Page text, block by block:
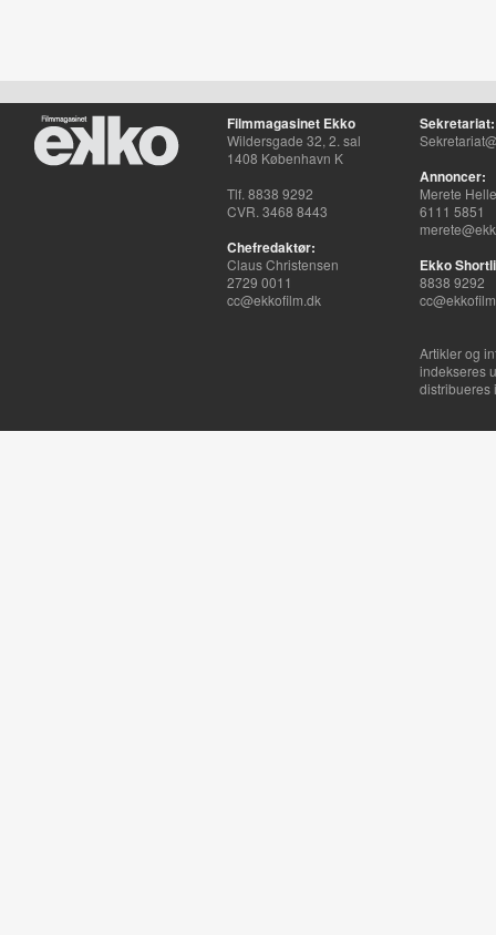
Filmmagasinet Ekko
Wildersgade 32, 2. sal
1408 København K
Tlf. 8838 9292
CVR. 3468 8443
Chefredaktør:
Claus Christensen
2729 0011
cc@ekkofilm.dk
Sekretariat:
Annoncer:
Merete
6111 5851
Ekko
8838 9292
Artikler og
indekseres
distribueres